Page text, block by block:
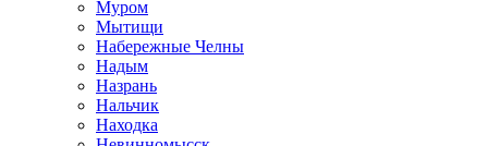
Муром
Мытищи
Набережные Челны
Надым
Назрань
Нальчик
Находка